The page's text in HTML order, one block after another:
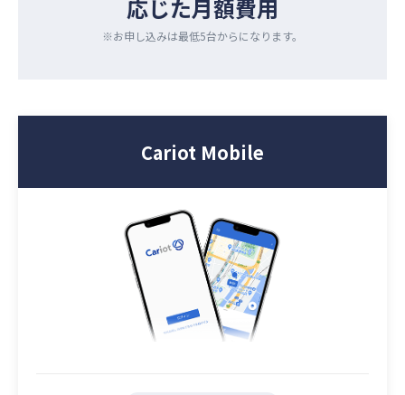
応じた月額費用
※お申し込みは最低5台からになります。
Cariot Mobile